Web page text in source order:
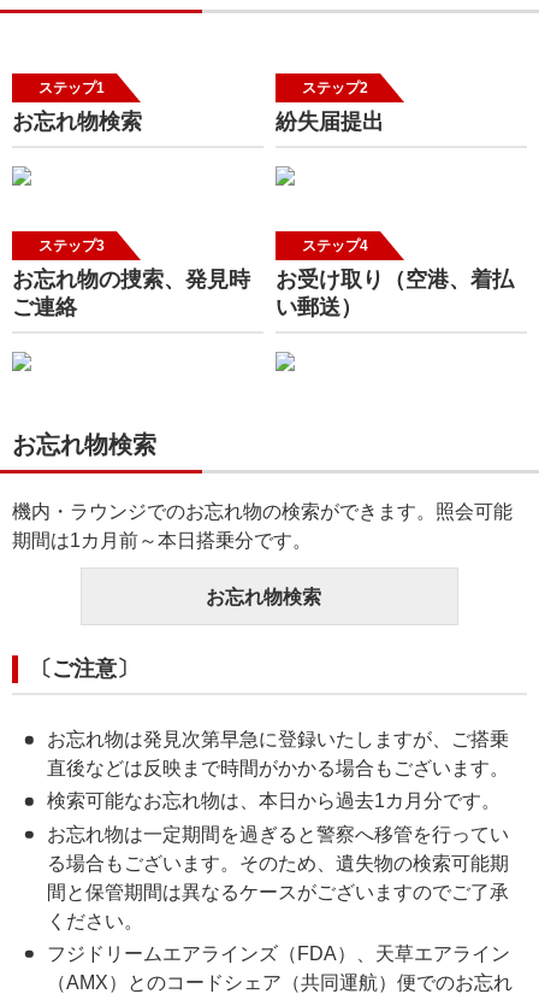
ステップ1
お忘れ物検索
ステップ2
紛失届提出
ステップ3
お忘れ物の捜索、発見時
ご連絡
ステップ4
お受け取り（空港、着払
い郵送）
お忘れ物検索
機内・ラウンジでのお忘れ物の検索ができます。照会可能
期間は1カ月前～本日搭乗分です。
お忘れ物検索
〔ご注意〕
お忘れ物は発見次第早急に登録いたしますが、ご搭乗
直後などは反映まで時間がかかる場合もございます。
検索可能なお忘れ物は、本日から過去1カ月分です。
お忘れ物は一定期間を過ぎると警察へ移管を行ってい
る場合もございます。そのため、遺失物の検索可能期
間と保管期間は異なるケースがございますのでご了承
ください。
フジドリームエアラインズ（FDA）、天草エアライン
（AMX）とのコードシェア（共同運航）便でのお忘れ